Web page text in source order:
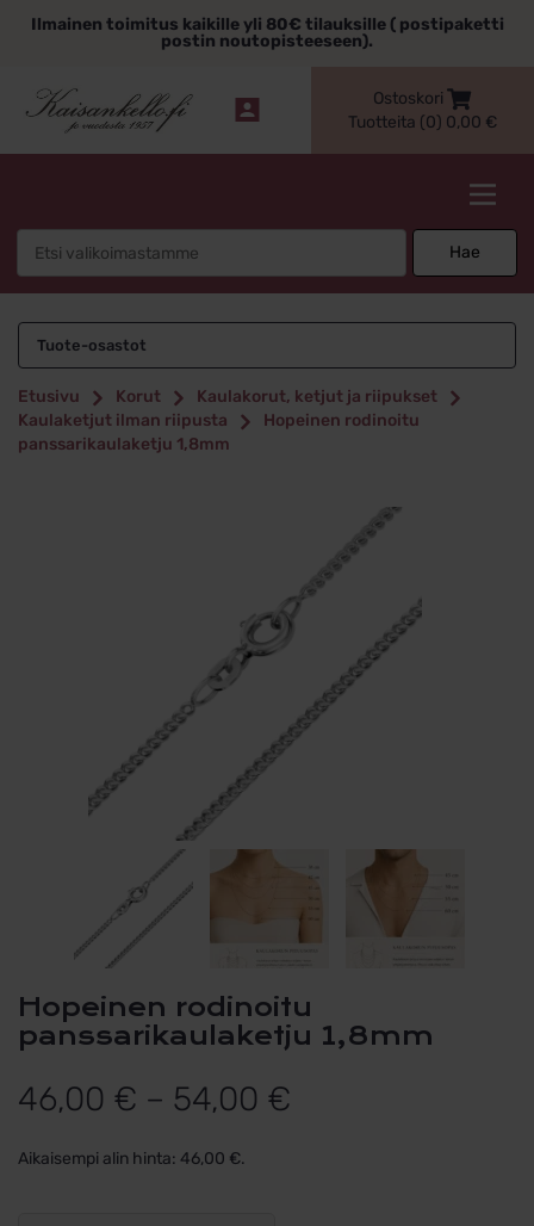
sisältöönIlmainen toimitus kaikille yli 80€ tilauksille ( postipaketti
postin noutopisteeseen).
Ostoskori
Tuotteita (0) 0,00 €
Hae
Tuote-osastot
Etusivu Korut
Kaulakorut, ketjut ja riipukset
Kaulaketjut ilman riipusta
Hopeinen rodinoitu
panssarikaulaketju 1,8mm
Hopeinen rodinoitu
panssarikaulaketju 1,8mm
46,00 € – 54,00 €
Aikaisempi alin hinta: 46,00 €.